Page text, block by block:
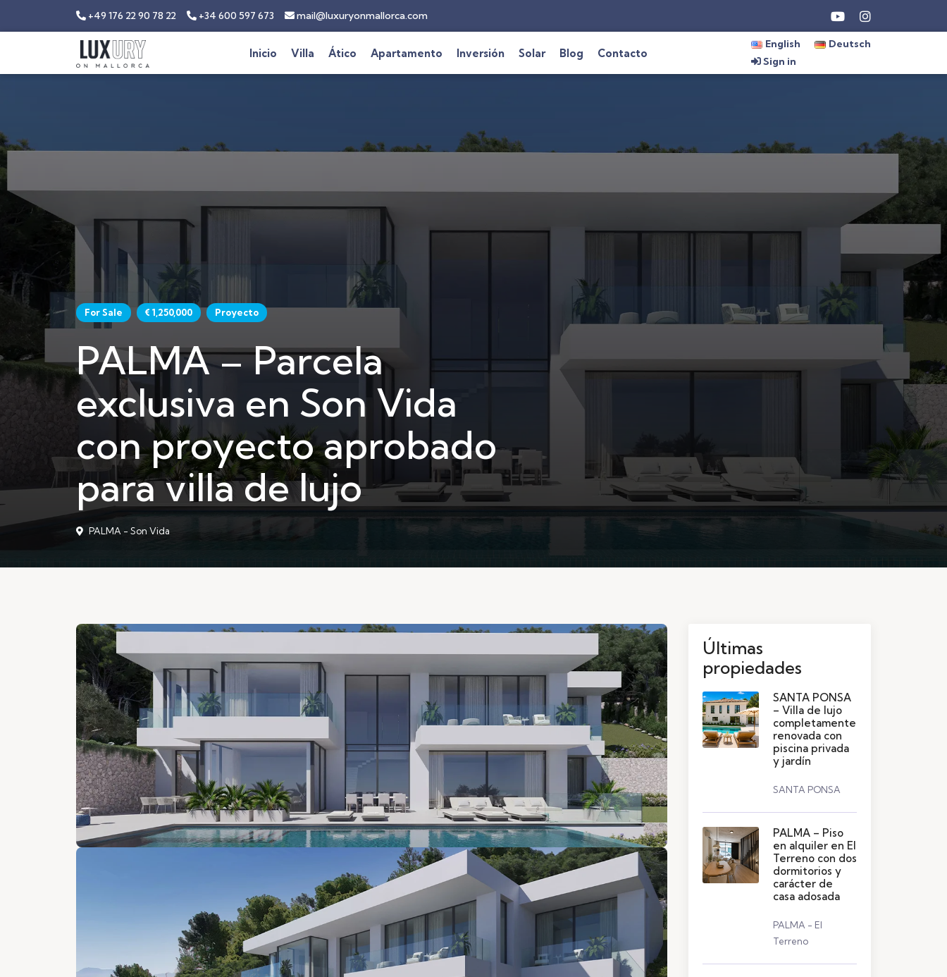
+49 176 22 90 78 22 +34 600 597 673 mail@luxuryonmallorca.com
Inicio Villa Ático Apartamento Inversión Solar Blog Contacto
English
Deutsch
Sign in
For Sale € 1,250,000 Proyecto
PALMA – Parcela
exclusiva en Son Vida
con proyecto aprobado
para villa de lujo
PALMA - Son Vida
Últimas
propiedades
SANTA PONSA
– Villa de lujo
completamente
renovada con
piscina privada
y jardín
SANTA PONSA
PALMA – Piso
en alquiler en El
Terreno con dos
dormitorios y
carácter de
casa adosada
PALMA - El
Terreno